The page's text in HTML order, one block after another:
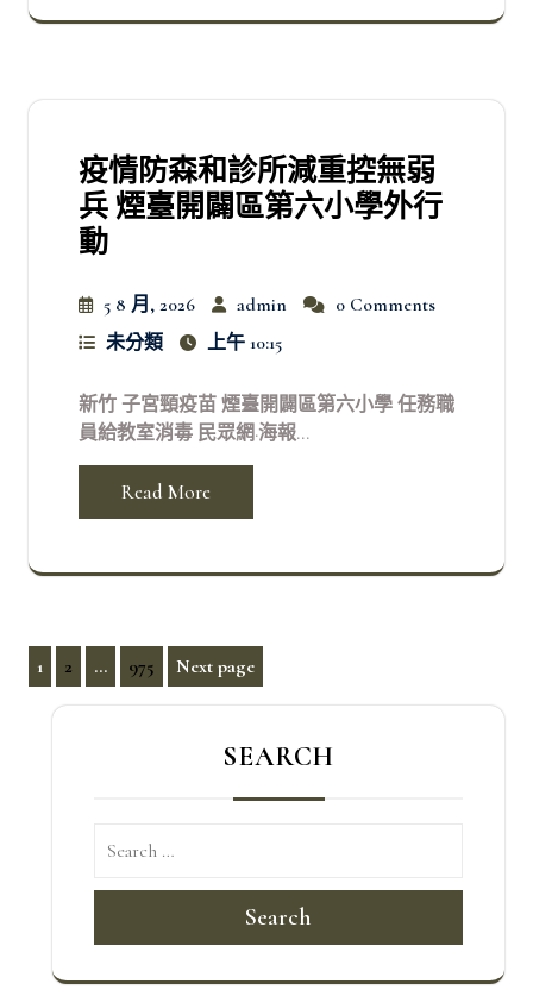
疫情防森和診所減重控無弱
兵 煙臺開闢區第六小學外行
動
5 8 月, 2026 admin
0 Comments
未分類
上午 10:15
新竹 子宮頸疫苗 煙臺開闢區第六小學 任務職
員給教室消毒 民眾網·海報...
Read More
文
章
Page
1 Page
2 ... Page
975 Next page
SEARCH
Search